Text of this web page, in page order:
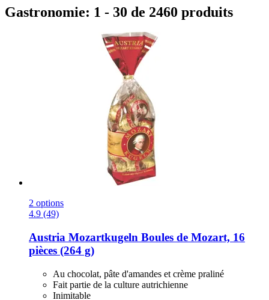
Gastronomie: 1 - 30 de 2460 produits
2 options
4.9 (49)
Austria Mozartkugeln Boules de Mozart, 16
pièces (264 g)
Au chocolat, pâte d'amandes et crème praliné
Fait partie de la culture autrichienne
Inimitable